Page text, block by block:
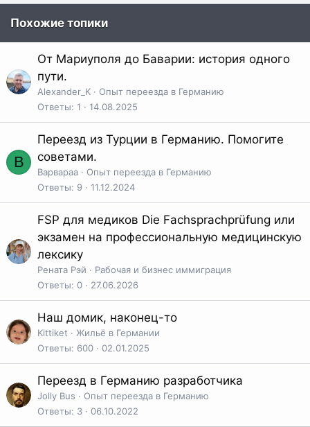
и
:
Похожие топики
От Мариуполя до Баварии: история одного
пути.
Alexander_K
Опыт переезда в Германию
Ответы 1 14.08.2025
В
Переезд из Турции в Германию. Помогите
советами.
Варвараа
Опыт переезда в Германию
Ответы
9 11.12.2024
FSP для медиков Die Fachsprachprüfung или
экзамен на профессиональную медицинскую
лексику
Рената Рэй
Рабочая и бизнес иммиграция
Ответы 0 27.06.2026
Наш домик, наконец-то
Kittiket
Жильё в Германии
Ответы
600 02.01.2025
Переезд в Германию разработчика
Jolly Bus
Опыт переезда в Германию
Ответы
3 06.10.2022